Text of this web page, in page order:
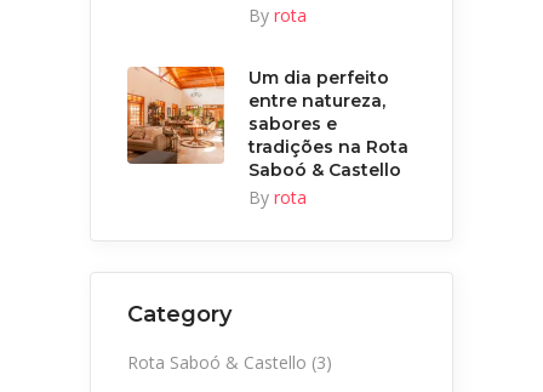
By rota
Um dia perfeito
entre natureza,
sabores e
tradições na Rota
Saboó & Castello
By rota
Category
Rota Saboó & Castello (3)